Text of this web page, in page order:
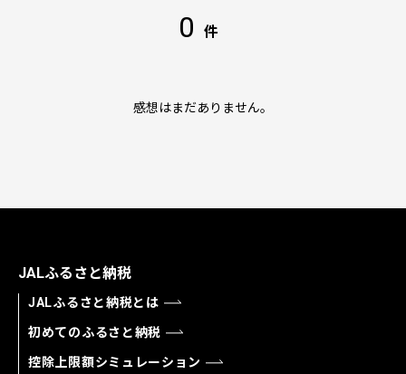
0 件
感想はまだありません。
JALふるさと納税
JALふるさと納税とは
初めてのふるさと納税
控除上限額シミュレーション